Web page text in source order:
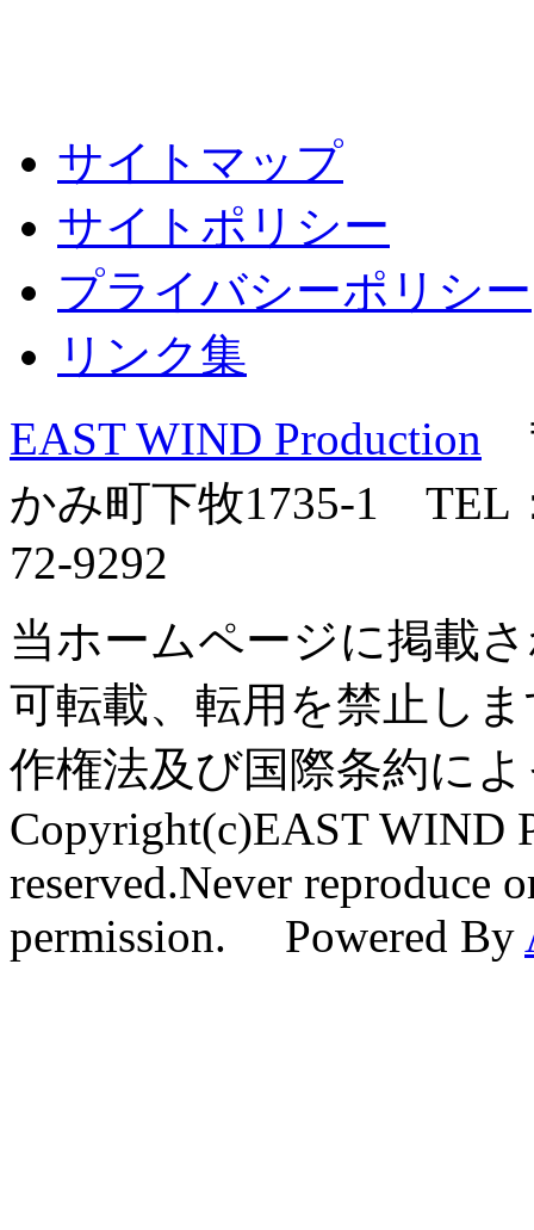
サイトマップ
サイトポリシー
プライバシーポリシー
リンク集
EAST WIND Production
かみ町下牧1735-1 TEL
72-9292
当ホームページに掲載
可転載、転用を禁止し
作権法及び国際条約に
Copyright(c)EAST WIND
reserved.Never reproduce
permission. Powered By